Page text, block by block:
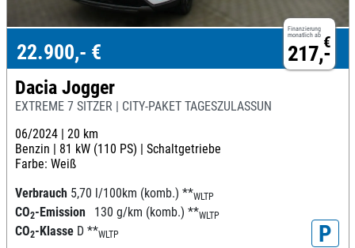
Finanzierung
monatlich ab €
217,-
22.900,- €
Dacia Jogger
EXTREME 7 SITZER | CITY-PAKET TAGESZULASSUN
06/2024 | 20 km
Benzin | 81 kW (110 PS) | Schaltgetriebe
Farbe: Weiß
Verbrauch 5,70 l/100km (komb.) **WLTP
CO2-Emission 130 g/km (komb.) **WLTP
CO2-Klasse D **WLTP P